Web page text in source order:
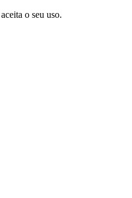
o seu uso.